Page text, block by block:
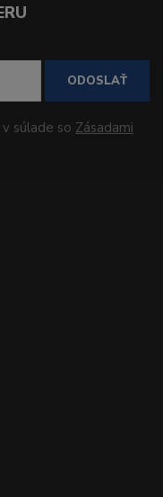
ODOSLAŤ
súlade so Zásadami